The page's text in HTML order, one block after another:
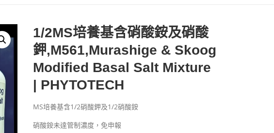
1/2MS培養基含硝酸銨及硝酸
鉀,M561,Murashige & Skoog
Modified Basal Salt Mixture
| PHYTOTECH
MS培養基含1/2硝酸鉀及1/2硝酸銨
硝酸銨未達管制濃度，免申報